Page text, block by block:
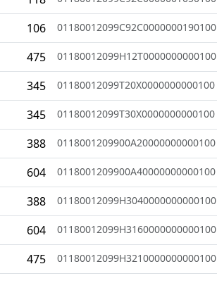
106 01180012099C92C0000000190100
475 01180012099H12T0000000000100
345 01180012099T20X0000000000100
345 01180012099T30X0000000000100
388 0118001209900A20000000000100
604 0118001209900A40000000000100
388 01180012099H3040000000000100
604 01180012099H3160000000000100
475 01180012099H3210000000000100